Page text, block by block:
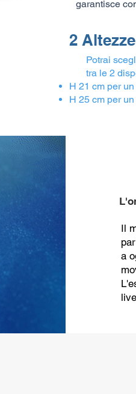
garantisce
2
Potrai
tra le 2
H 21 cm per
H 25 cm per
Il
a